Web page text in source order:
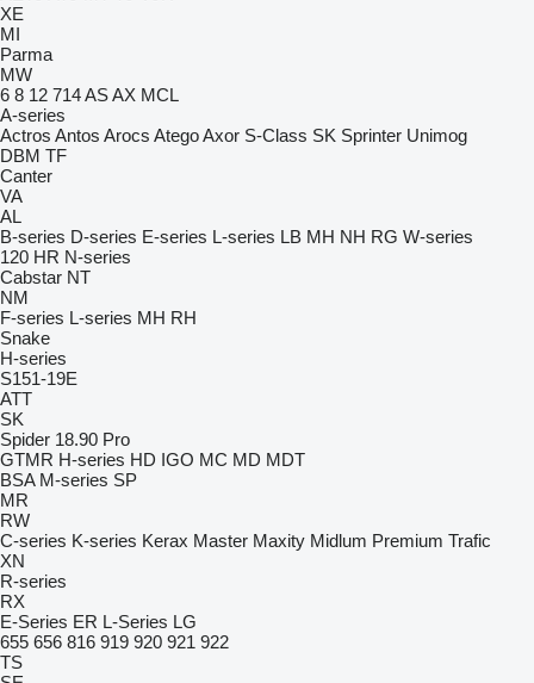
XE
MI
Parma
MW
6 8 12 714ASAX MCL
A-series
Actros Antos Arocs AtegoAxor S-Class SK Sprinter Unimog
DBM TF
Canter
VA
AL
B-series D-series E-series L-series LB MH NH RG W-series
120 HR N-series
Cabstar NT
NM
F-series L-series MH RH
Snake
H-series
S151-19E
ATT
SK
Spider 18.90 Pro
GTMR H-series HD IGO MC MD MDT
BSA M-series SP
MR
RW
C-series K-series Kerax Master Maxity Midlum Premium Trafic
XN
R-series
RX
E-Series ER L-Series LG
655 656 816 919 920 921 922
TS